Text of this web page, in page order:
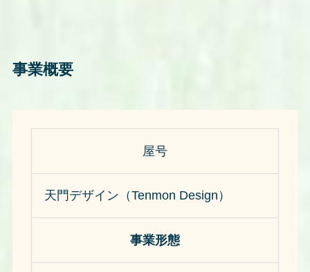
事業概要
屋号
天門デザイン（Tenmon Design）
事業形態